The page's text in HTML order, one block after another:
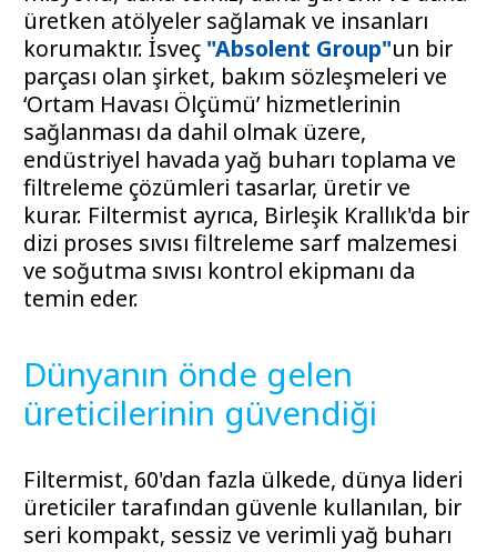
üretken atölyeler sağlamak ve insanları
korumaktır. İsveç "Absolent Group"un bir
parçası olan şirket, bakım sözleşmeleri ve
‘Ortam Havası Ölçümü’ hizmetlerinin
sağlanması da dahil olmak üzere,
endüstriyel havada yağ buharı toplama ve
filtreleme çözümleri tasarlar, üretir ve
kurar. Filtermist ayrıca, Birleşik Krallık'da bir
dizi proses sıvısı filtreleme sarf malzemesi
ve soğutma sıvısı kontrol ekipmanı da
temin eder.
Dünyanın önde gelen
üreticilerinin güvendiği
Filtermist, 60'dan fazla ülkede, dünya lideri
üreticiler tarafından güvenle kullanılan, bir
seri kompakt, sessiz ve verimli yağ buharı